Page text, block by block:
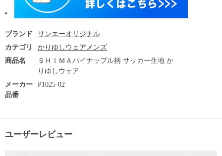
ブランド
サンエーオリジナル
カテゴリ
かりゆしウェアメンズ
商品名
ＳＨＩＭＡパイナップル柄 サッカー生地 か
りゆしウェア
メーカー
品番
P1025-02
ユーザーレビュー